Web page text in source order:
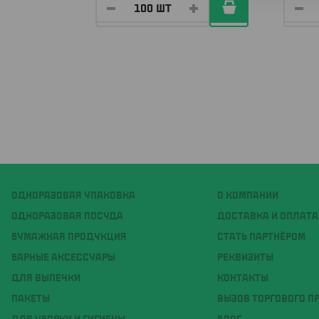
ОДНОРАЗОВАЯ УПАКОВКА
ОДНОРАЗОВАЯ ПОСУДА
БУМАЖНАЯ ПРОДУКЦИЯ
БАРНЫЕ АКСЕССУАРЫ
ДЛЯ ВЫПЕЧКИ
ПАКЕТЫ
О КОМПАНИИ
ДОСТАВКА И ОПЛАТА
СТАТЬ ПАРТНЁРОМ
РЕКВИЗИТЫ
КОНТАКТЫ
ВЫЗОВ ТОРГОВОГО